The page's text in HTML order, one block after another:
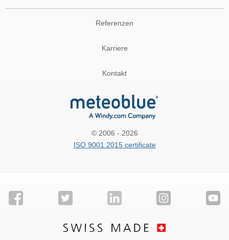
Referenzen
Karriere
Kontakt
© 2006 - 2026
ISO 9001:2015 certificate